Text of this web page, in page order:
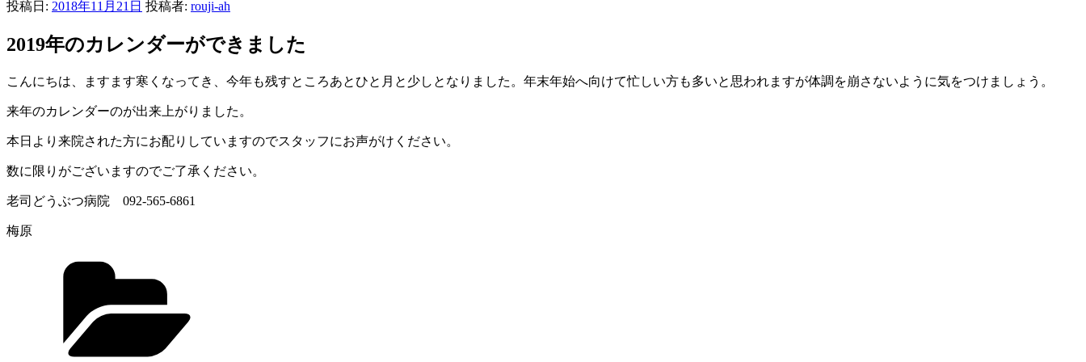
投稿日: 2018年11月21日 投稿者: rouji-ah
2019年のカレンダーができました
こんにちは、ますます寒くなってき、今年も残すところあとひと月と少しとなりました。年末年始へ向けて忙しい方も多いと思われますが体調を崩さないように気をつけましょう。
来年のカレンダーのが出来上がりました。
本日より来院された方にお配りしていますのでスタッフにお声がけください。
数に限りがございますのでご了承ください。
老司どうぶつ病院 092-565-6861
梅原